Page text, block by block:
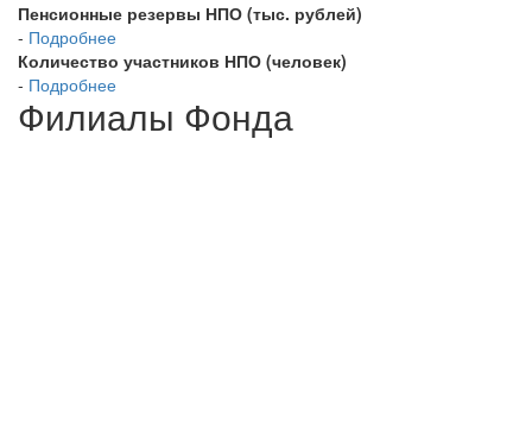
Пенсионные резервы НПО (тыс. рублей)
- Подробнее
Количество участников НПО (человек)
- Подробнее
Филиалы Фонда